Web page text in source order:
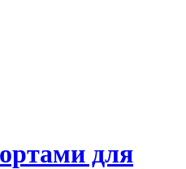
для